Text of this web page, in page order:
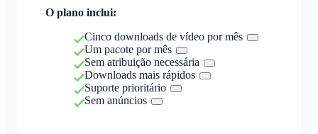
O plano inclui:
Cinco downloads de vídeo por mês
Um pacote por mês
Sem atribuição necessária
Downloads mais rápidos
Suporte prioritário
Sem anúncios